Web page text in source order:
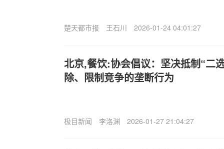
楚天都市报 王石川 2026-01-24 04:01:27
北京,餐饮:协会倡议：坚决抵制“二
除、限制竞争的垄断行为
极目新闻 李洛渊 2026-01-27 21:04:27